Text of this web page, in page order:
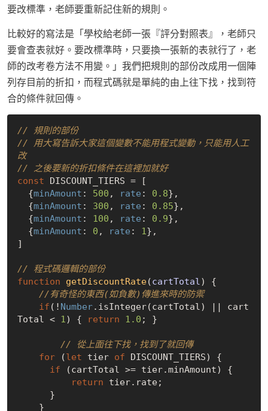
要改標準，老師要重新記住新的規則。
比較好的寫法是「學校給老師一張『評分對照表』，老師只
要會查表就好。要改標準時，只要換一張新的表就行了，老
師的改考卷方法不用變。」我們把規則的部份改成用一個陣
列存目前的折扣，而程式碼就是單純的由上往下找，找到符
合的條件就回傳。
// 規則的部份
// 用大寫告訴大家這個變數不能用程式變動，只能用人工
改
// 之後要新的折扣條件在這裡加就好
const DISCOUNT_TIERS = [
  {
minAmount : 500 , rate : 0.8},
  {
minAmount : 300 , rate : 0.85},
  {
minAmount : 100 , rate : 0.9},
  {
minAmount : 0 , rate : 1},
]
// 程式碼邏輯的部份
function
getDiscountRate(cartTotal) {
//有奇怪的東西(如負數)傳進來時的防禦
if (! Number.isInteger(cartTotal) || cart
Total < 1) { return 1.0 ; }
// 從上面往下找，找到了就回傳
for (let tier of DISCOUNT_TIERS) {
if (cartTotal >= tier.minAmount) {
return tier.rate;